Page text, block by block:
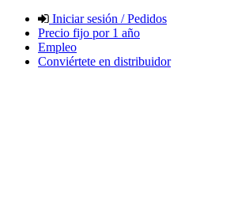
Iniciar sesión / Pedidos
Precio fijo por 1 año
Empleo
Conviértete en distribuidor